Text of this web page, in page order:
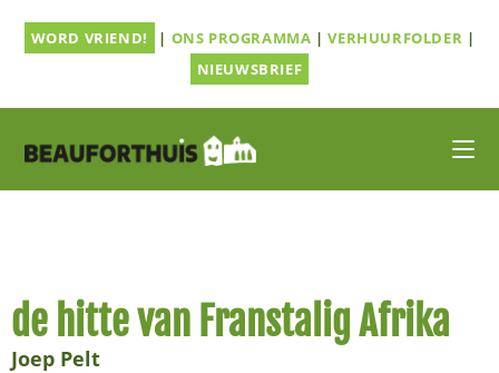
naarWORD VRIEND! | ONS PROGRAMMA |VERHUURFOLDER |
NIEUWSBRIEF
de hitte van Franstalig Afrika
Joep Pelt